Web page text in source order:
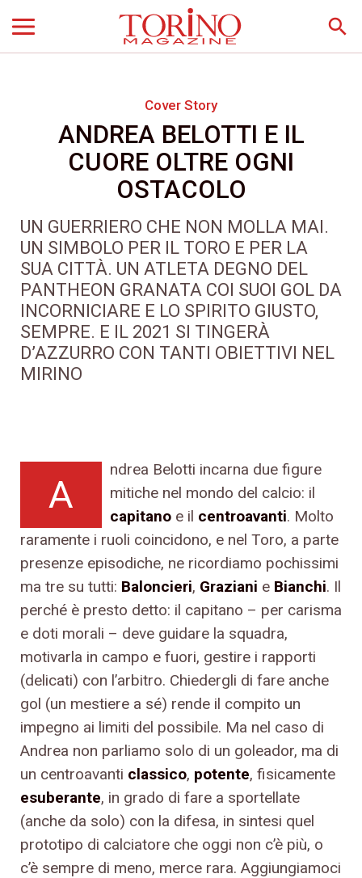
search
Cover Story
ANDREA BELOTTI E IL
CUORE OLTRE OGNI
OSTACOLO
UN GUERRIERO CHE NON MOLLA MAI.
UN SIMBOLO PER IL TORO E PER LA
SUA CITTÀ. UN ATLETA DEGNO DEL
PANTHEON GRANATA COI SUOI GOL DA
INCORNICIARE E LO SPIRITO GIUSTO,
SEMPRE. E IL 2021 SI TINGERÀ
D’AZZURRO CON TANTI OBIETTIVI NEL
MIRINO
A
ndrea Belotti incarna due figure
mitiche nel mondo del calcio: il
capitano e il centroavanti. Molto
raramente i ruoli coincidono, e nel Toro, a parte
presenze episodiche, ne ricordiamo pochissimi
ma tre su tutti: Baloncieri, Graziani e Bianchi. Il
perché è presto detto: il capitano – per carisma
e doti morali – deve guidare la squadra,
motivarla in campo e fuori, gestire i rapporti
(delicati) con l’arbitro. Chiedergli di fare anche
gol (un mestiere a sé) rende il compito un
impegno ai limiti del possibile. Ma nel caso di
Andrea non parliamo solo di un goleador, ma di
un centroavanti classico, potente, fisicamente
esuberante, in grado di fare a sportellate
(anche da solo) con la difesa, in sintesi quel
prototipo di calciatore che oggi non c’è più, o
c’è sempre di meno, merce rara. Aggiungiamoci